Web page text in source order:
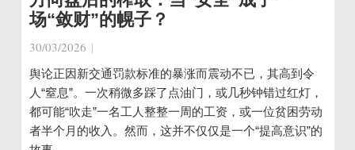
场“敛财”的幌子？
30/03/2026 |
舆论正因新交通罚款标准的暴涨而震动不已，其高到令
人“窒息”。一次稍微多踩了点油门，或几秒钟错过红灯，
都可能“吹走”一名工人整整一周的工资，或一位贫困劳动
者半个月的收入。然而，这并不仅仅是一个“提高意识”的